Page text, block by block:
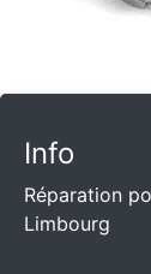
Info
Réparation
Limbourg